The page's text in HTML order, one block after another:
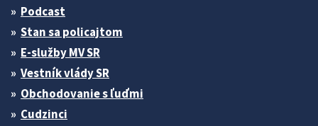
Podcast
Stan sa policajtom
E-služby MV SR
Vestník vlády SR
Obchodovanie s ľuďmi
Cudzinci